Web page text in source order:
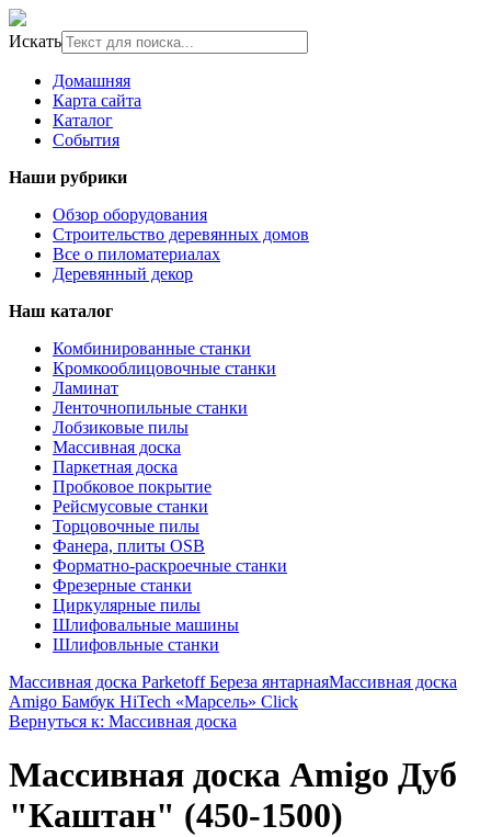
Искать
Домашняя
Карта сайта
Каталог
События
Наши рубрики
Обзор оборудования
Строительство деревянных домов
Все о пиломатериалах
Деревянный декор
Наш каталог
Комбинированные станки
Кромкооблицовочные станки
Ламинат
Ленточнопильные станки
Лобзиковые пилы
Массивная доска
Паркетная доска
Пробковое покрытие
Рейсмусовые станки
Торцовочные пилы
Фанера, плиты OSB
Форматно-раскроечные станки
Фрезерные станки
Циркулярные пилы
Шлифовальные машины
Шлифовльные станки
Массивная доска Parketoff Береза янтарнаяМассивная доска
Amigo Бамбук HiTech «Марсель» Click
Вернуться к: Массивная доска
Массивная доска Amigo Дуб
"Каштан" (450-1500)